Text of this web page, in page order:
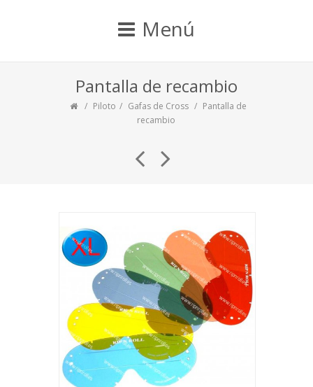
Menú
Pantalla de recambio
Piloto Gafas de Cross
Pantalla de
recambio